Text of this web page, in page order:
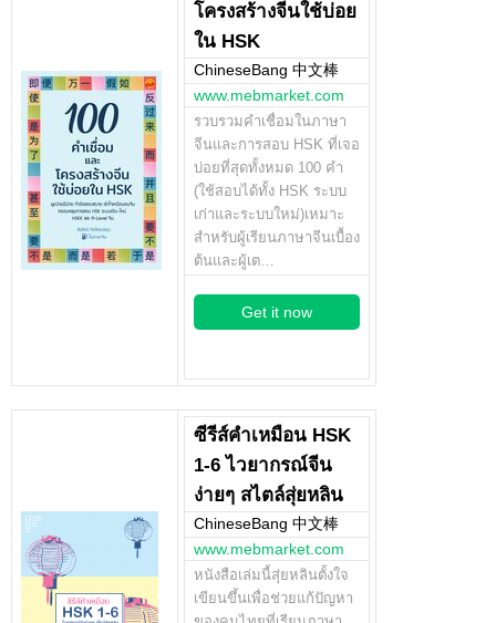
โครงสร้างจีนใช้บ่อย
ใน HSK
ChineseBang 中文棒
www.mebmarket.com
รวบรวมคำเชื่อมในภาษา
จีนและการสอบ HSK ที่เจอ
บ่อยที่สุดทั้งหมด 100 คำ
(ใช้สอบได้ทั้ง HSK ระบบ
เก่าและระบบใหม่)เหมาะ
สำหรับผู้เรียนภาษาจีนเบื้อง
ต้นและผู้เต…
Get it now
ซีรีส์คำเหมือน HSK
1-6 ไวยากรณ์จีน
ง่ายๆ สไตล์สุ่ยหลิน
ChineseBang 中文棒
www.mebmarket.com
หนังสือเล่มนี้สุ่ยหลินตั้งใจ
เขียนขึ้นเพื่อช่วยแก้ปัญหา